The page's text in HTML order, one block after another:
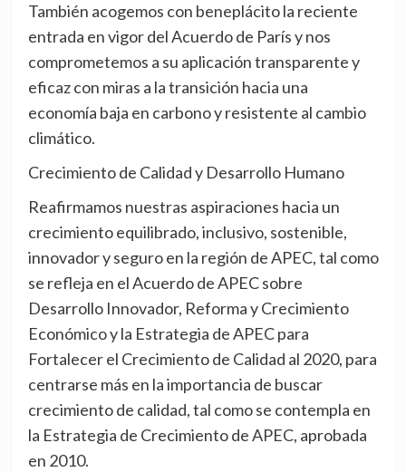
También acogemos con beneplácito la reciente
entrada en vigor del Acuerdo de París y nos
comprometemos a su aplicación transparente y
eficaz con miras a la transición hacia una
economía baja en carbono y resistente al cambio
climático.
Crecimiento de Calidad y Desarrollo Humano
Reafirmamos nuestras aspiraciones hacia un
crecimiento equilibrado, inclusivo, sostenible,
innovador y seguro en la región de APEC, tal como
se refleja en el Acuerdo de APEC sobre
Desarrollo Innovador, Reforma y Crecimiento
Económico y la Estrategia de APEC para
Fortalecer el Crecimiento de Calidad al 2020, para
centrarse más en la importancia de buscar
crecimiento de calidad, tal como se contempla en
la Estrategia de Crecimiento de APEC, aprobada
en 2010.